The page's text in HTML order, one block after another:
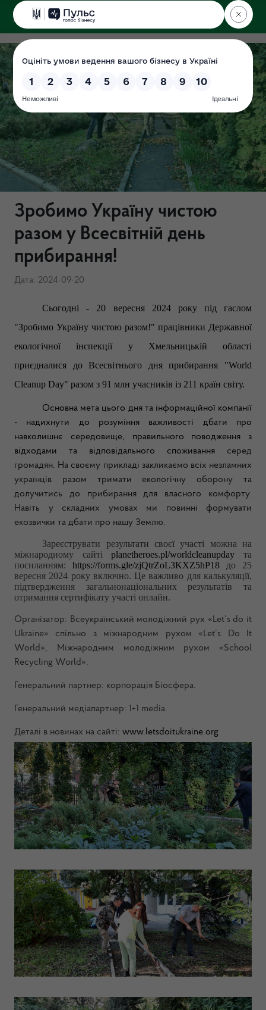
ДЕРЖЕКОІНСПЕКЦІЯ
у Хмельницькій області
Зробимо Україну чистою
разом у Всесвітній день
прибирання!
Дата: 2024-09-20
Сьогодні - 20 вересня 2024 року під гаслом
"Зробимо Україну чистою разом!" працівники Державної
екологічної інспекції у Хмельницькій області
приєдналися до Всесвітнього дня прибирання "World
Cleanup Day" разом з 91 млн учасників із 211 країн світу.
Основна мета цього дня та інформаційної компанії
- надихнути до розуміння важливості дбати про
навколишнє середовище, правильного поводження з
відходами та відповідального споживання серед
громадян. На своєму прикладі закликаємо всіх незламних
українців разом тримати екологічну оборону та
долучитись до прибирання для власного комфорту.
Навіть у складних умовах ми повинні формувати
екозвички та дбати про нашу Землю.
Зареєструвати результати своєї участі можна на
міжнародному сайтіplanetheroes.pl/worldcleanupday та
посиланням: https://forms.gle/zjQtrZoL3KXZ5hP18 до 25
вересня 2024 року включно. Це важливо для калькуляції,
підтвердження загальнонаціональних результатів та
отримання сертифікату участі онлайн.
Організатор: Всеукраїнський молодіжний рух «Let’s do it
Ukraine» спільно з міжнародним рухом «Let’s Do It
World», Міжнародним молодіжним рухом «School
Recycling World».
Генеральний партнер: корпорація Біосфера.
Генеральний медіапартнер: 1+1 media.
Деталі в новинах на сайті: www.letsdoitukraine.org